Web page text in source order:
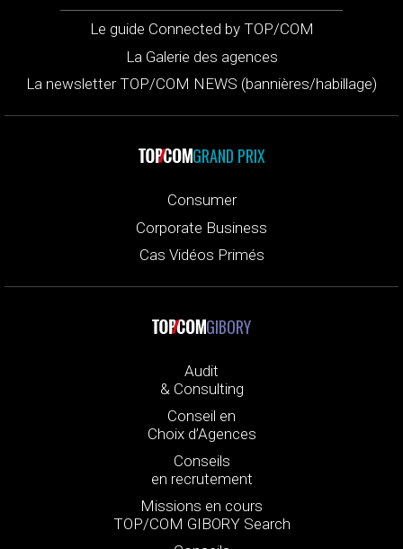
Le guide Connected by TOP/COM
La Galerie des agences
La newsletter TOP/COM NEWS (bannières/habillage)
GRAND PRIX
Consumer
Corporate Business
Cas Vidéos Primés
GIBORY
Audit
& Consulting
Conseil en
Choix d’Agences
Conseils
en recrutement
Missions en cours
TOP/COM GIBORY Search